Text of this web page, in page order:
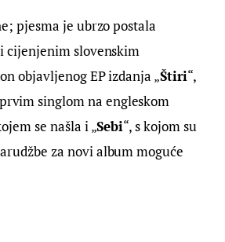
pjesma je ubrzo postala
cijenjenim slovenskim
objavljenog EP izdanja „Štiri“,
singlom na engleskom
se našla i „Sebi“, s kojom su
za novi album moguće